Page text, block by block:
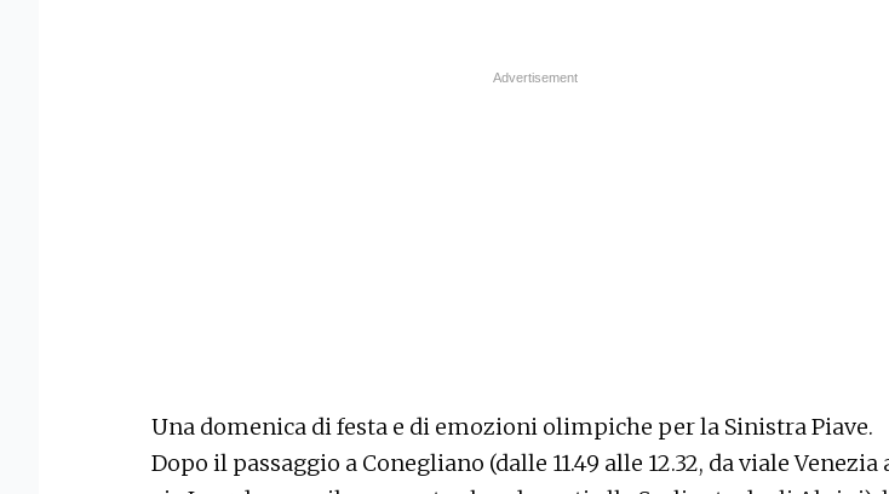
Una domenica di festa e di emozioni olimpiche per la Sinistra Piave.
Dopo il passaggio a Conegliano (dalle 11.49 alle 12.32, da viale Venezia